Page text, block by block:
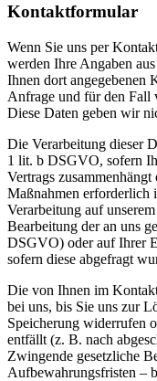
Kontaktformular
Wenn Sie uns per
werden Ihre Angaben
Ihnen dort angegebenen
Anfrage und für den Fall
Diese Daten geben wir
Die Verarbeitung dieser
1 lit. b DSGVO, sofern
Vertrags
Maßnahmen erforderlich
Verarbeitung auf
Bearbeitung der an uns
DSGVO) oder auf Ihrer
sofern diese abgefragt
Die von Ihnen im
bei uns, bis Sie uns zur
Speicherung widerrufen
entfällt (z. B. nach
Zwingende gesetzliche
Aufbewahrungsfristen –